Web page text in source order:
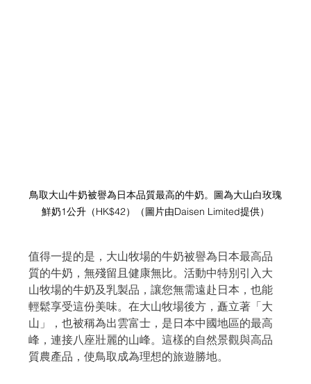
鳥取大山牛奶被譽為日本品質最高的牛奶。圖為大山白玫瑰
鮮奶1公升（HK$42）（圖片由Daisen Limited提供）
值得一提的是，大山牧場的牛奶被譽為日本最高品
質的牛奶，無殘留且健康無比。活動中特別引入大
山牧場的牛奶及乳製品，讓您無需遠赴日本，也能
輕鬆享受這份美味。在大山牧場後方，矗立著「大
山」，也被稱為出雲富士，是日本中國地區的最高
峰，連接八座壯麗的山峰。這樣的自然景觀與高品
質農產品，使鳥取成為理想的旅遊勝地。